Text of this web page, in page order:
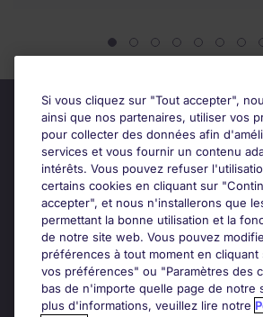
Candidats
Entreprises
Si vous cliquez sur "Tout accepter",
ainsi que nos partenaires, utiliser vos
pour collecter des données afin
services et vous fournir un contenu
intérêts. Vous pouvez refuser
certains cookies en cliquant sur
accepter", et nous n'installerons que
permettant la bonne utilisation et la
de notre site web. Vous pouvez
préférences à tout moment en cliquant
vos préférences" ou "Paramètres des
bas de n'importe quelle page de notre
plus d'informations, veuillez lire notre